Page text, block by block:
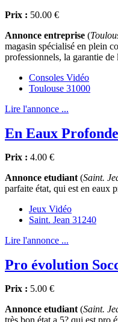
Prix : 50.00 €
Annonce entreprise (
magasin spécialisé en plein
professionnels, la garantie
Consoles Vidéo
Toulouse 31000
Lire l'annonce ...
En Eaux
Prix : 4.00 €
Annonce etudiant (Saint.
parfaite état, qui est en eaux
Jeux Vidéo
Saint. Jean 31240
Lire l'annonce ...
Pro évolution
Prix : 5.00 €
Annonce etudiant (Saint.
très bon état a 5? qui est pro